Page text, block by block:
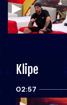
Klipe
02:57